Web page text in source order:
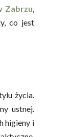
Zabrzu,
co jest
życia.
ustnej.
higieny i